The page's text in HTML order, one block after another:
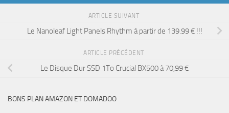
ARTICLE SUIVANT
Le Nanoleaf Light Panels Rhythm à partir de 139.99 € !!!
ARTICLE PRÉCÉDENT
Le Disque Dur SSD 1To Crucial BX500 à 70,99 €
BONS PLAN AMAZON ET DOMADOO